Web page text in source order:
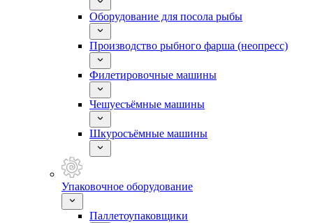
Оборудование для посола рыбы
Производство рыбного фарша (неопресс)
Филетировочные машины
Чешуесъёмные машины
Шкуросъёмные машины
Упаковочное оборудование
Паллетоупаковщики